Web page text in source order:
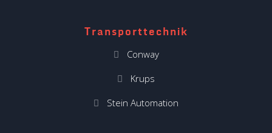
Transporttechnik
Conway
Krups
Stein Automation